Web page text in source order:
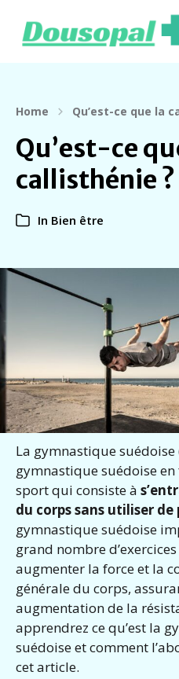
Home Qu’est-ce que la
Qu’est-ce
callisthénie ?
In Bien être
La gymnastique suédoise
gymnastique suédoise
sport qui consiste à
du corps sans utiliser de
gymnastique suédoise
grand nombre
augmenter la force et la
générale du corps,
augmentation de la
apprendrez ce qu’est la
suédoise et comment
cet article.